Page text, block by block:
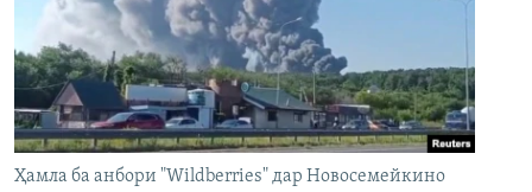
Ҳамла ба анбори "Wildberries" дар Новосемейкино